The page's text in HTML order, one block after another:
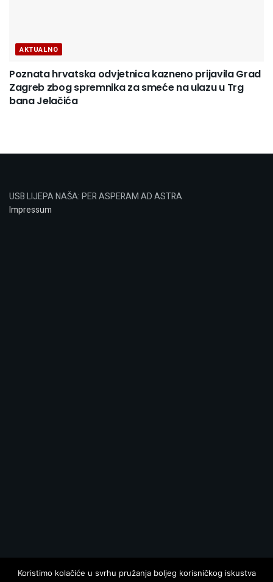
AKTUALNO
Poznata hrvatska odvjetnica kazneno prijavila Grad
Zagreb zbog spremnika za smeće na ulazu u Trg
bana Jelačića
USB LIJEPA NAŠA: PER ASPERAM AD ASTRA
Impressum
Koristimo kolačiće u svrhu pružanja boljeg korisničkog iskustva